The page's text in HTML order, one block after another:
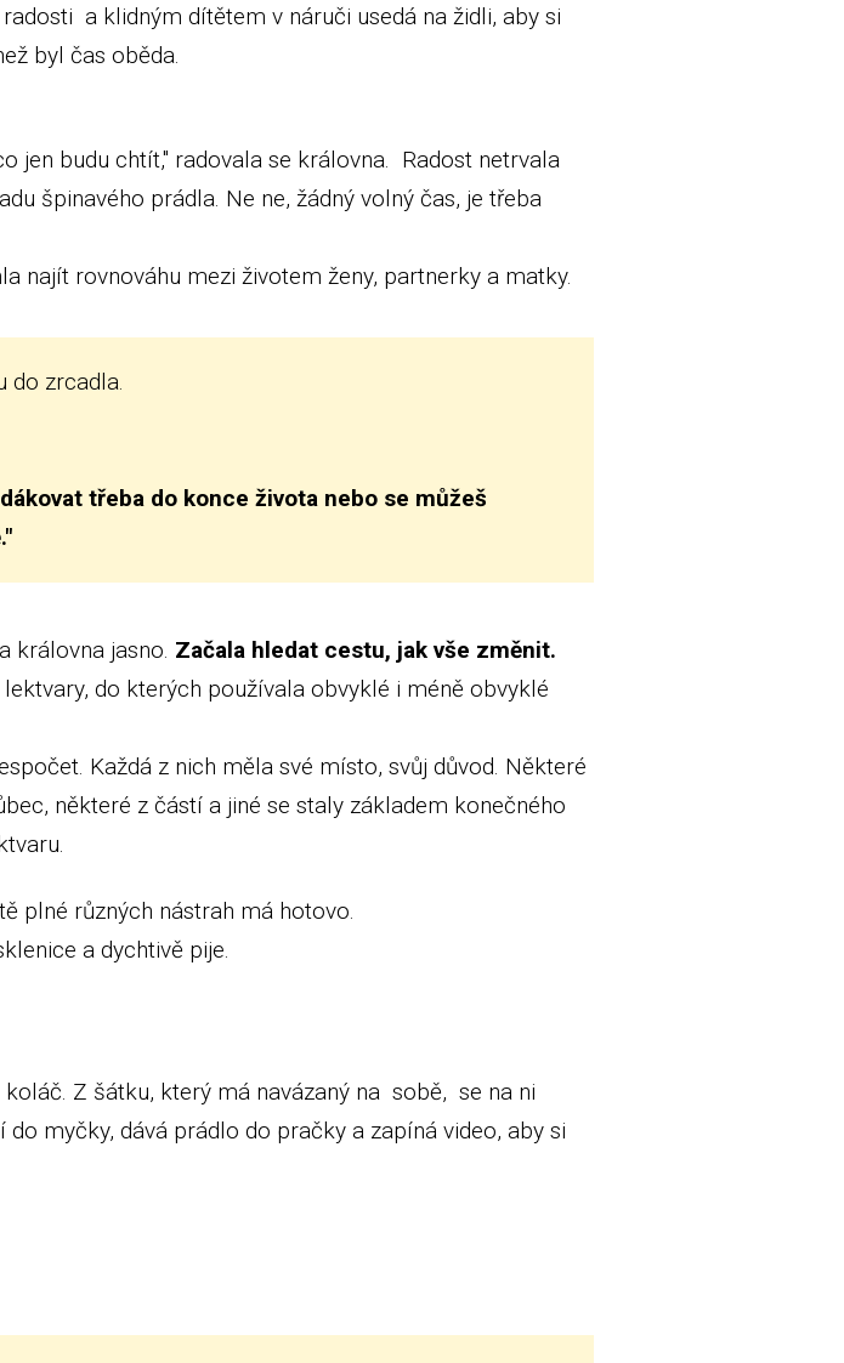
a klidným dítětem v náruči usedá na židli, aby si
byl čas oběda.
jen budu chtít," radovala se královna. Radost netrvala
špinavého prádla. Ne ne, žádný volný čas, je třeba
najít rovnováhu mezi životem ženy, partnerky a matky.
do zrcadla.
třeba do konce života nebo se můžeš
královna jasno. Začala hledat cestu, jak vše změnit.
do kterých používala obvyklé i méně obvyklé
Každá z nich měla své místo, svůj důvod. Některé
některé z částí a jiné se staly základem konečného
plné různých nástrah má hotovo.
a dychtivě pije.
Z šátku, který má navázaný na sobě, se na ni
myčky, dává prádlo do pračky a zapíná video, aby si